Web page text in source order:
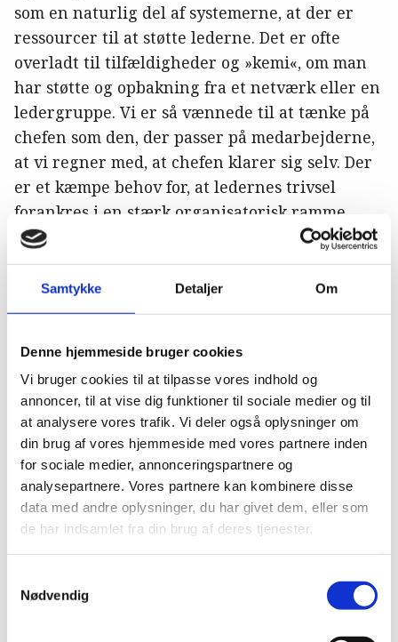
Samtykke Detaljer Om
Denne hjemmeside bruger cookies
Vi bruger cookies til at tilpasse vores indhold og
annoncer, til at vise dig funktioner til sociale medier og til
at analysere vores trafik. Vi deler også oplysninger om
din brug af vores hjemmeside med vores partnere inden
for sociale medier, annonceringspartnere og
analysepartnere. Vores partnere kan kombinere disse
data med andre oplysninger, du har givet dem, eller som
de har indsamlet fra din brug af deres tjenester.
Nødvendig
som en naturlig del af systemerne, at der er
ressourcer til at støtte lederne. Det er ofte
overladt til tilfældigheder og »kemi«, om man
har støtte og opbakning fra et netværk eller en
ledergruppe. Vi er så vænnede til at tænke på
chefen som den, der passer på medarbejderne,
at vi regner med, at chefen klarer sig selv. Der
er et kæmpe behov for, at ledernes trivsel
forankres i en stærk organisatorisk ramme.
Hvad er konteksten?
enter next level« Katrine Bastian ser tilbage på
hun godt ærgre sig over, hvor individuelt
noget af hendes rådgivning er blevet grebet
an.
- Lederne var stressede, pressede, lige på
kanten af en fyring, kunne ikke levere på deres
mål eller havde fået en elendig trivselsmåling.
Helt klassisk er jeg – og mange andre – gået til
det ved at spørge: Hvordan hjælper vi dig med
kan du lykkes bedre med dine opgaver? Det er
jo ikke forkert i sig selv. Men det, der ofte
manglede, var det næste spørgsmål: Hvad er